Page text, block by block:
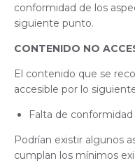
conformidad de los
siguiente punto.
CONTENIDO NO
El contenido que se
accesible por lo
Falta de conformidad
Podrían existir algunos
cumplan los mínimos